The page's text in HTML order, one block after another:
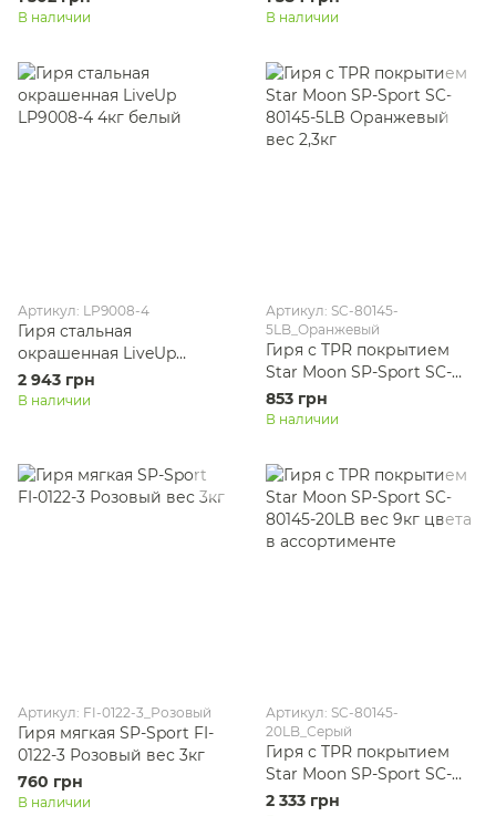
черный
В наличии
LiveUp LP8042-4 4кг
В наличии
Артикул: LP9008-4
Гиря стальная
окрашенная LiveUp
LP9008-4 4кг белый
2 943 грн
В наличии
Артикул: SC-80145-
5LB_Оранжевый
Гиря с TPR покрытием
Star Moon SP-Sport SC-
80145-5LB Оранжевый
вес 2,3кг
853 грн
В наличии
Артикул: FI-0122-3_Розовый
Гиря мягкая SP-Sport FI-
0122-3 Розовый вес 3кг
760 грн
В наличии
Артикул: SC-80145-
20LB_Серый
Гиря с TPR покрытием
Star Moon SP-Sport SC-
80145-20LB вес 9кг цвета
2 333 грн